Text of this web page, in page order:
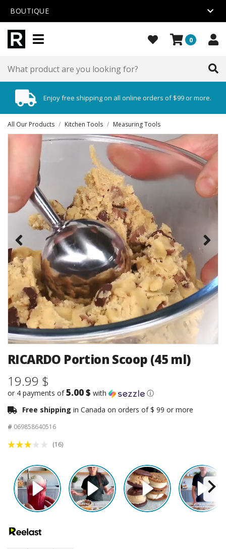
BOUTIQUE
0
Enjoy free shipping on all online orders of $99 or more.
All Our Products / Kitchen Tools / Measuring Tools
RICARDO Portion Scoop (45 ml)
19.99 $
or 4 payments of5.00 $ with
ⓘ
Free shipping in Canada on orders of $ 99 or more
# 069858640516
(16)